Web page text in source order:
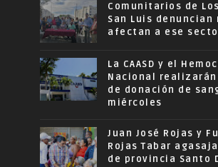
Comunitarios de
San Luis denuncian
afectan a ese
La CAASD y el
Nacional
de donación de
miércoles
Juan José Rojas y
Rojas Tabar
de provincia Santo